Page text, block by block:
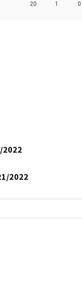
20 1 0
2022
2022